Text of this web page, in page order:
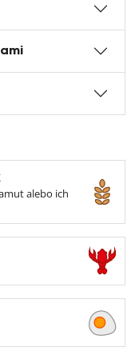
alebo ich